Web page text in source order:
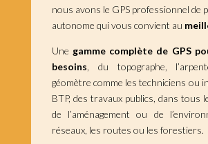
nous avons le GPS professionnel de
autonome qui vous convient au
Une gamme complète de GPS
besoins, du topographe,
géomètre comme les techniciens ou
BTP, des travaux publics, dans tous
de l’aménagement ou de
réseaux, les routes ou les forestiers.